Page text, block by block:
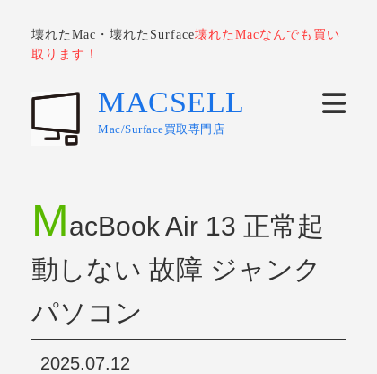
壊れたMac・壊れたSurface壊れたMacなんでも買い
取ります！
MACSELL
Mac/Surface買取専門店
MacBook Air 13 正常起
動しない 故障 ジャンク
パソコン
2025.07.12